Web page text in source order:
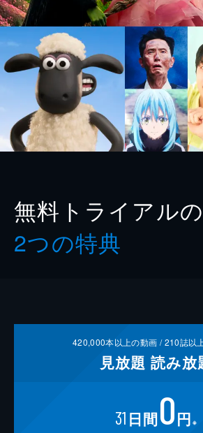
無料トライアルの
2つの特典
420,000本以上の動画 /210誌以
見放題 読み放
31 日間0円 ※